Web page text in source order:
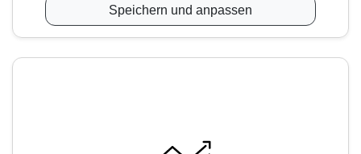
Speichern und anpassen